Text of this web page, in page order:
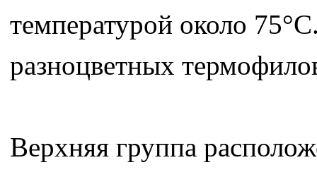
температурой около
разноцветных
Верхняя группа